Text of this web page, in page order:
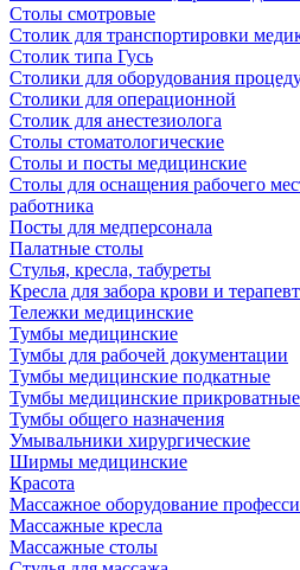
Столы смотровые
Столик для транспортировки
Столик типа Гусь
Столики для оборудования
Столики для операционной
Столик для анестезиолога
Столы стоматологические
Столы и посты медицинские
Столы для оснащения рабочего
работника
Посты для медперсонала
Палатные столы
Стулья, кресла, табуреты
Кресла для забора крови и
Тележки медицинские
Тумбы медицинские
Тумбы для рабочей документации
Тумбы медицинские подкатные
Тумбы медицинские прикроватные
Тумбы общего назначения
Умывальники хирургические
Ширмы медицинские
Красота
Массажное оборудование
Массажные кресла
Массажные столы